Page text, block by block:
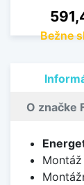
Cena
Bežne
O značke